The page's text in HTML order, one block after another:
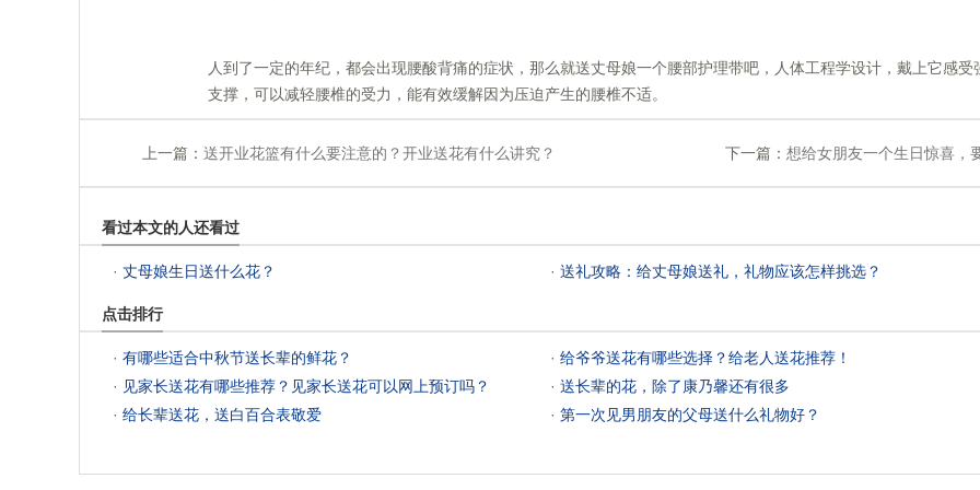
人到了一定的年纪，都会出现腰酸背痛的症状，那么就送丈母娘一个腰部护理带吧，人体工程学设计，戴上它感受
支撑，可以减轻腰椎的受力，能有效缓解因为压迫产生的腰椎不适。
上一篇： 送开业花篮有什么要注意的？开业送花有什么讲究？ 下一篇：想给女朋友一个生日惊喜，
看过本文的人还看过
· 丈母娘生日送什么花？ · 送礼攻略：给丈母娘送礼，礼物应该怎样挑选？
点击排行
· 有哪些适合中秋节送长辈的鲜花？ · 给爷爷送花有哪些选择？给老人送花推荐！
· 见家长送花有哪些推荐？见家长送花可以网上预订吗？ · 送长辈的花，除了康乃馨还有很多
· 给长辈送花，送白百合表敬爱 · 第一次见男朋友的父母送什么礼物好？